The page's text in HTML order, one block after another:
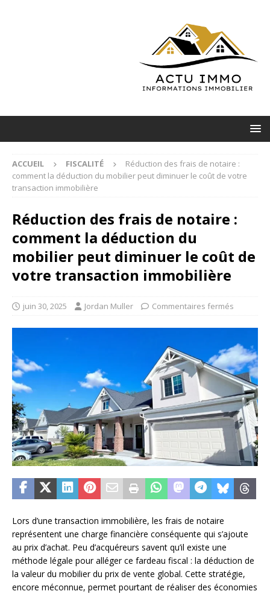
ACCUEIL FISCALITÉ
Réduction des frais de notaire :
comment la déduction du mobilier peut diminuer le coût de votre
transaction immobilière
Réduction des frais de notaire :
comment la déduction du
mobilier peut diminuer le coût de
votre transaction immobilière
juin 30, 2025 Jordan Muller Commentaires fermés
Lors d’une transaction immobilière, les frais de notaire
représentent une charge financière conséquente qui s’ajoute
au prix d’achat. Peu d’acquéreurs savent qu’il existe une
méthode légale pour alléger ce fardeau fiscal : la déduction de
la valeur du mobilier du prix de vente global. Cette stratégie,
encore méconnue, permet pourtant de réaliser des économies